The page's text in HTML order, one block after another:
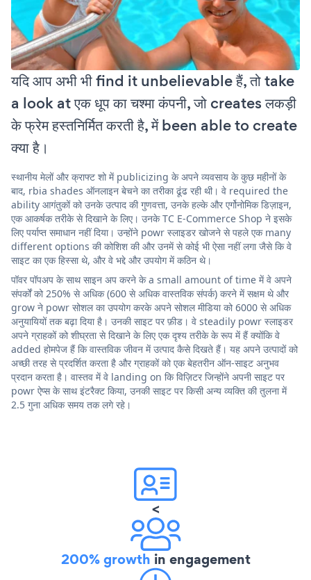
यदि आप अभी भी find it unbelievable हैं, तो take
a look at एक धूप का चश्मा कंपनी, जो creates लकड़ी
के फ्रेम हस्तनिर्मित करती है, में been able to create
क्या है।
स्थानीय मेलों और क्राफ्ट शो में publicizing के अपने व्यवसाय के कुछ महीनों के
बाद, rbia shades ऑनलाइन बेचने का तरीका ढूंढ रही थी। वे required the
ability आगंतुकों को उनके उत्पाद की गुणवत्ता, उनके हल्के और एर्गोनोमिक डिज़ाइन,
एक आकर्षक तरीके से दिखाने के लिए। उनके TC E-Commerce Shop ने इसके
लिए पर्याप्त समाधान नहीं दिया। उन्होंने powr स्लाइडर खोजने से पहले एक many
different options की कोशिश की और उनमें से कोई भी ऐसा नहीं लगा जैसे कि वे
साइट का एक हिस्सा थे, और वे भद्दे और उपयोग में कठिन थे।
पॉवर पॉपअप के साथ साइन अप करने के a small amount of time में वे अपने
संपर्कों को 250% से अधिक (600 से अधिक वास्तविक संपर्क) करने में सक्षम थे और
grow ने powr सोशल का उपयोग करके अपने सोशल मीडिया को 6000 से अधिक
अनुयायियों तक बढ़ा दिया है। उनकी साइट पर फ़ीड। वे steadily powr स्लाइडर
अपने ग्राहकों को शीघ्रता से दिखाने के लिए एक दृश्य तरीके के रूप में हैं क्योंकि वे
added होमपेज हैं कि वास्तविक जीवन में उत्पाद कैसे दिखते हैं। यह अपने उत्पादों को
अच्छी तरह से प्रदर्शित करता है और ग्राहकों को एक बेहतरीन ऑन-साइट अनुभव
प्रदान करता है। वास्तव में वे landing on कि विज़िटर जिन्होंने अपनी साइट पर
powr ऐप्स के साथ इंटरैक्ट किया, उनकी साइट पर किसी अन्य व्यक्ति की तुलना में
2.5 गुना अधिक समय तक लगे रहे।
<
200% growth in engagement